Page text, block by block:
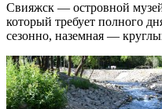
Свияжск — островной
который требует полного
сезонно, наземная —